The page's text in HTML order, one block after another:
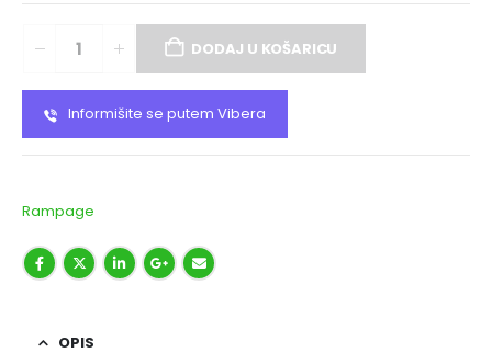
DODAJ U KOŠARICU
Informišite se putem Vibera
Rampage
OPIS